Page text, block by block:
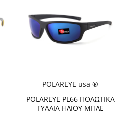
POLAREYE usa ®
POLAREYE PL66 ΠΟΛΩΤΙΚΑ
ΓΥΑΛΙΑ ΗΛΙΟΥ ΜΠΛΕ